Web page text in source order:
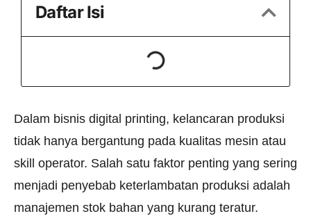
Daftar Isi
Dalam bisnis digital printing, kelancaran produksi
tidak hanya bergantung pada kualitas mesin atau
skill operator. Salah satu faktor penting yang sering
menjadi penyebab keterlambatan produksi adalah
manajemen stok bahan yang kurang teratur.